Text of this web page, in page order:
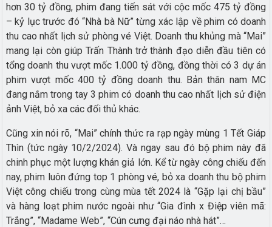
hơn 30 tỷ đồng, phim đang tiến sát với cộc mốc 475 tỷ đồng
– kỷ lục trước đó “Nhà bà Nữ” từng xác lập về phim có doanh
thu cao nhất lịch sử phòng vé Việt. Doanh thu khủng mà “Mai”
mang lại còn giúp Trấn Thành trở thành đạo diễn đầu tiên có
tổng doanh thu vượt mốc 1.000 tỷ đồng, đồng thời có 3 dự án
phim vượt mốc 400 tỷ đồng doanh thu. Bản thân nam MC
đang nắm trong tay 3 phim có doanh thu cao nhất lịch sử điện
ảnh Việt, bỏ xa các đối thủ khác.
Cũng xin nói rõ, “Mai” chính thức ra rạp ngày mùng 1 Tết Giáp
Thìn (tức ngày 10/2/2024). Và ngay sau đó bộ phim này đã
chinh phục một lượng khán giả lớn. Kể từ ngày công chiếu đến
nay, phim luôn đứng top 1 phòng vé, bỏ xa doanh thu bộ phim
Việt công chiếu trong cùng mùa tết 2024 là “Gặp lại chị bầu”
và hàng loạt phim nước ngoài như “Gia đình x Điệp viên mã:
Trắng”, “Madame Web”, “Cún cưng đại náo nhà hát”…